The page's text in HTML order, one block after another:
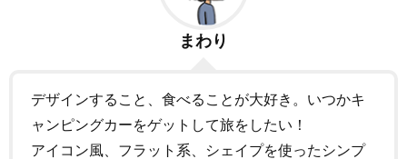
まわり
デザインすること、食べることが大好き。いつかキ
ャンピングカーをゲットして旅をしたい！
アイコン風、フラット系、シェイプを使ったシンプ